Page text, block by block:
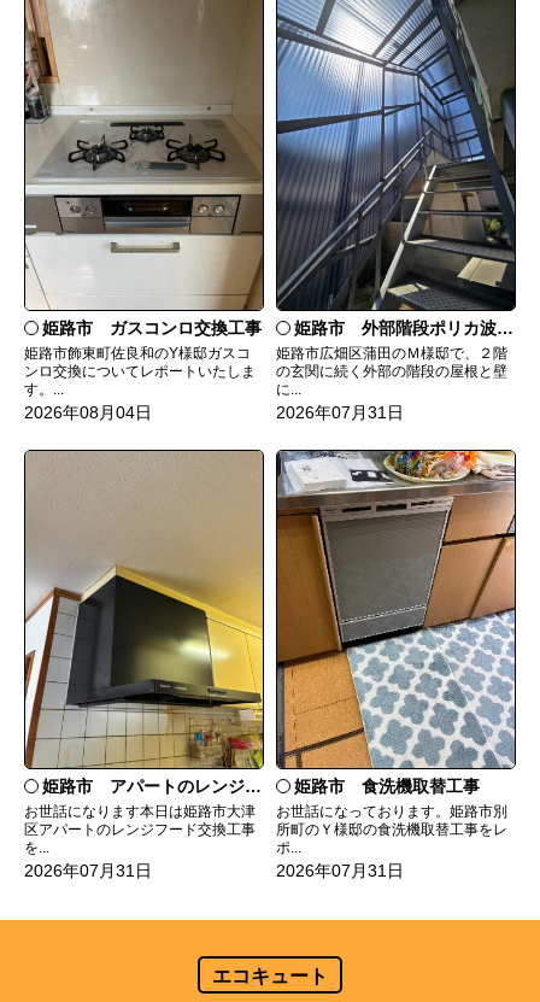
姫路市 ガスコンロ交換工事
姫路市飾東町佐良和のY様邸ガスコ
ンロ交換についてレポートいたしま
す。...
2026年08月04日
姫路市 外部階段ポリカ波板張替工事
姫路市広畑区蒲田のＭ様邸で、２階
の玄関に続く外部の階段の屋根と壁
に...
2026年07月31日
姫路市 アパートのレンジフード交換
お世話になります本日は姫路市大津
区アパートのレンジフード交換工事
を...
2026年07月31日
姫路市 食洗機取替工事
お世話になっております。姫路市別
所町のＹ様邸の食洗機取替工事をレ
ポ...
2026年07月31日
エコキュート